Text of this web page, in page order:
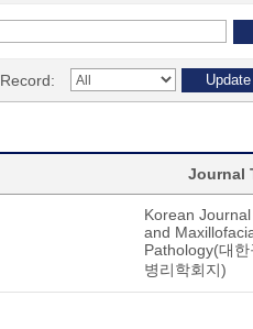
Journal
Korean
and
Pathology(대한
병리학회지)